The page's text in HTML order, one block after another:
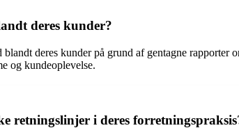
deres kunder?
deres kunder på grund af gentagne
og kundeoplevelse.
retningslinjer i deres